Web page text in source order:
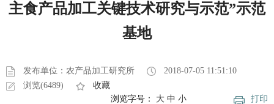
主食产品加工关键技术研究与示范”示范
基地
发布单位：农产品加工研究所
2018-07-05 11:51:10
浏览(6489)
收藏
打印
浏览字号： 大 中 小